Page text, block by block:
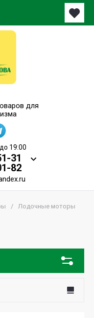
для
19:00
31
82
/
Лодочные моторы